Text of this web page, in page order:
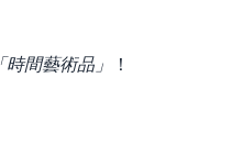
「時間藝術品」
！